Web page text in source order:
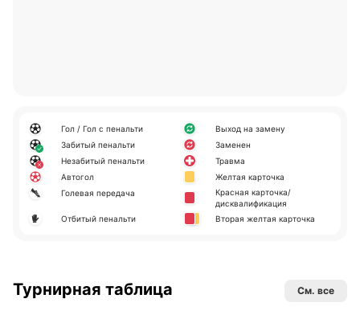
Гол / Гол с пенальти
Забитый пенальти
Незабитый пенальти
Автогол
Голевая передача
Отбитый пенальти
Выход на замену
Заменен
Травма
Желтая карточка
Красная карточка/
дисквалификация
Вторая желтая карточка
Турнирная таблица См. все